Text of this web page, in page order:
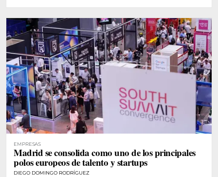
EMPRESAS
Madrid se consolida como uno de los principales
polos europeos de talento y startups
DIEGO DOMINGO RODRÍGUEZ